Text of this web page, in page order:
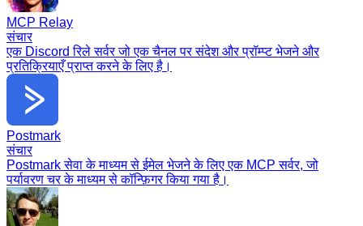
MCP Relay
संचार
एक Discord रिले सर्वर जो एक चैनल पर संदेश और प्रॉम्प्ट भेजने और
प्रतिक्रियाएँ प्राप्त करने के लिए है।
Postmark
संचार
Postmark सेवा के माध्यम से ईमेल भेजने के लिए एक MCP सर्वर, जो
पर्यावरण चर के माध्यम से कॉन्फ़िगर किया गया है।